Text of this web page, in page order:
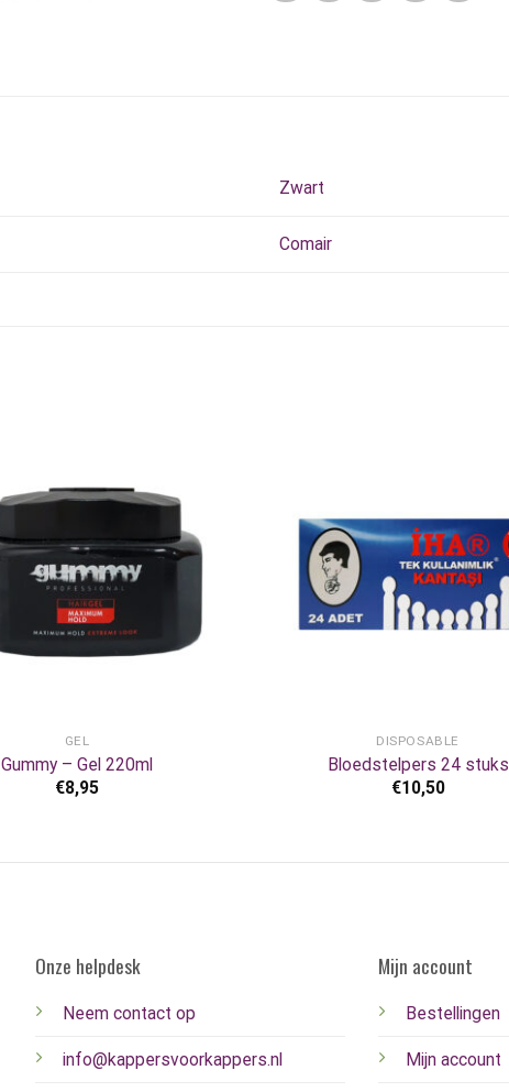
Zwart
Comair
GEL
Gummy – Gel 220ml
€8,95
DISPOSABLE
Bloedstelpers 24 stuks
€10,50
Onze helpdesk
Neem contact op
info@kappersvoorkappers.nl
Mijn account
Bestellingen
Mijn account